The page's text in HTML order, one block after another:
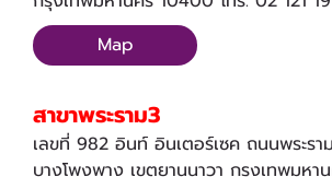
Map
สาขาพระราม3
เลขที่ 982 อินท์ อินเตอร์เซค ถนนพระรา
บางโพงพาง เขตยานนาวา กรุงเทพมหา